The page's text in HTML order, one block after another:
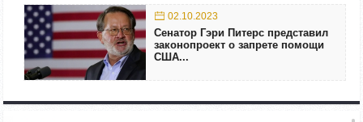
02.10.2023
Сенатор Гэри Питерс представил
законопроект о запрете помощи
США...